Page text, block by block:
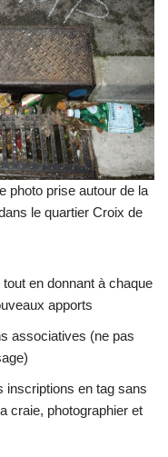
photo prise autour de la
le quartier Croix de
en donnant à chaque
apports
associatives (ne pas
inscriptions en tag sans
craie, photographier et